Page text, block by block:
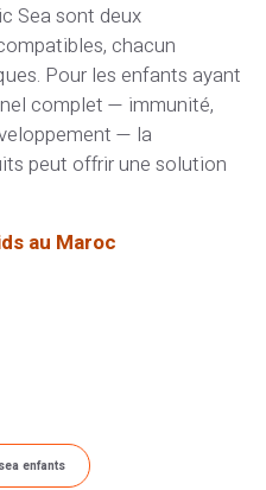
Sea sont deux
chacun
Pour les enfants ayant
complet — immunité,
— la
peut offrir une solution
au Maroc
enfants